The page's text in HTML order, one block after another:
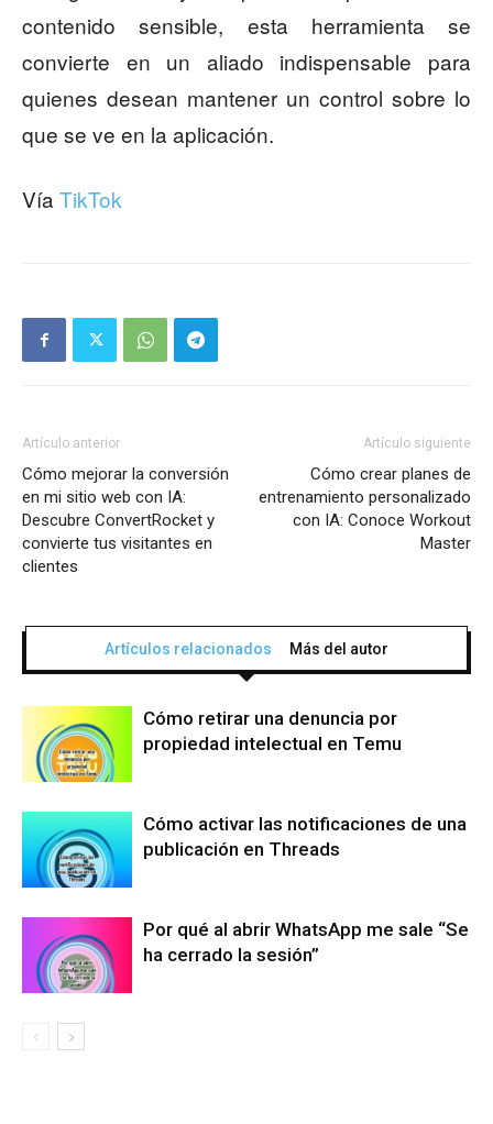
contenido sensible, esta herramienta se
convierte en un aliado indispensable para
quienes desean mantener un control sobre lo
que se ve en la aplicación.
Vía TikTok
Artículo anterior
Cómo mejorar la conversión
en mi sitio web con IA:
Descubre ConvertRocket y
convierte tus visitantes en
clientes
Artículo siguiente
Cómo crear planes de
entrenamiento personalizado
con IA: Conoce Workout
Master
Artículos relacionados Más del autor
Cómo retirar una denuncia por
propiedad intelectual en Temu
Cómo activar las notificaciones de una
publicación en Threads
Por qué al abrir WhatsApp me sale “Se
ha cerrado la sesión”